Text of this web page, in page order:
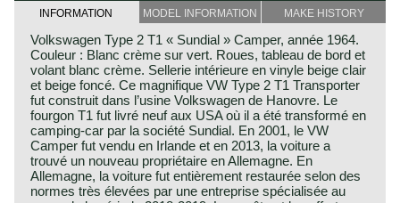
INFORMATION MODEL INFORMATION MAKE HISTORY
Volkswagen Type 2 T1 « Sundial » Camper, année 1964.
Couleur : Blanc crème sur vert. Roues, tableau de bord et
volant blanc crème. Sellerie intérieure en vinyle beige clair
et beige foncé. Ce magnifique VW Type 2 T1 Transporter
fut construit dans l’usine Volkswagen de Hanovre. Le
fourgon T1 fut livré neuf aux USA où il a été transformé en
camping-car par la société Sundial. En 2001, le VW
Camper fut vendu en Irlande et en 2013, la voiture a
trouvé un nouveau propriétaire en Allemagne. En
Allemagne, la voiture fut entièrement restaurée selon des
normes très élevées par une entreprise spécialisée au